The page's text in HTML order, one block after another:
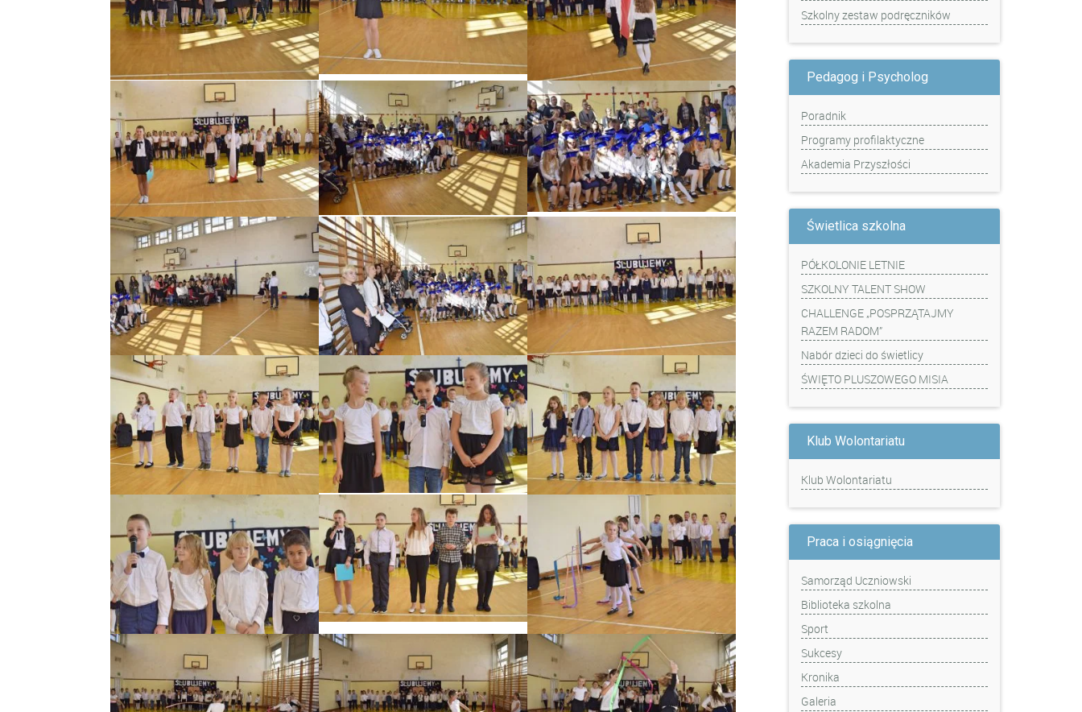
Szkolny zestaw podręczników
Pedagog i Psycholog
Poradnik
Programy profilaktyczne
Akademia Przyszłości
Świetlica szkolna
PÓŁKOLONIE LETNIE
SZKOLNY TALENT SHOW
CHALLENGE „POSPRZĄTAJMY
RAZEM RADOM”
Nabór dzieci do świetlicy
ŚWIĘTO PLUSZOWEGO MISIA
Klub Wolontariatu
Klub Wolontariatu
Praca i osiągnięcia
Samorząd Uczniowski
Biblioteka szkolna
Sport
Sukcesy
Kronika
Galeria